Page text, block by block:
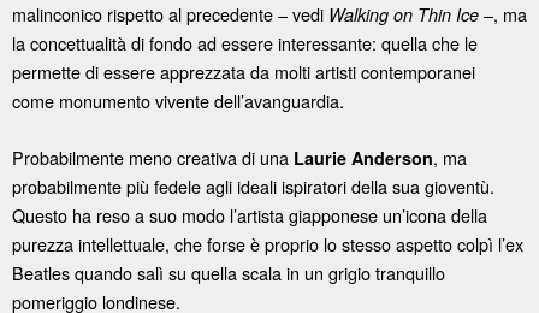
malinconico rispetto al precedente – vedi Walking on Thin Ice –, ma
la concettualità di fondo ad essere interessante: quella che le
permette di essere apprezzata da molti artisti contemporanei
come monumento vivente dell’avanguardia.
Probabilmente meno creativa di una Laurie Anderson, ma
probabilmente più fedele agli ideali ispiratori della sua gioventù.
Questo ha reso a suo modo l’artista giapponese un’icona della
purezza intellettuale, che forse è proprio lo stesso aspetto colpì l’ex
Beatles quando salì su quella scala in un grigio tranquillo
pomeriggio londinese.